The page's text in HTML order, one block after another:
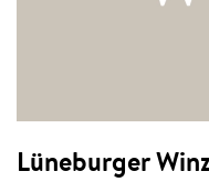
Lüneburger